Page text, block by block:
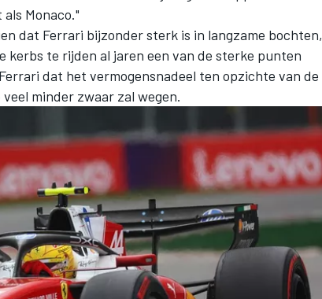
Monaco."
dat Ferrari bijzonder sterk is in langzame bochten,
kerbs te rijden al jaren een van de sterke punten
dat het vermogensnadeel ten opzichte van de
minder zwaar zal wegen.